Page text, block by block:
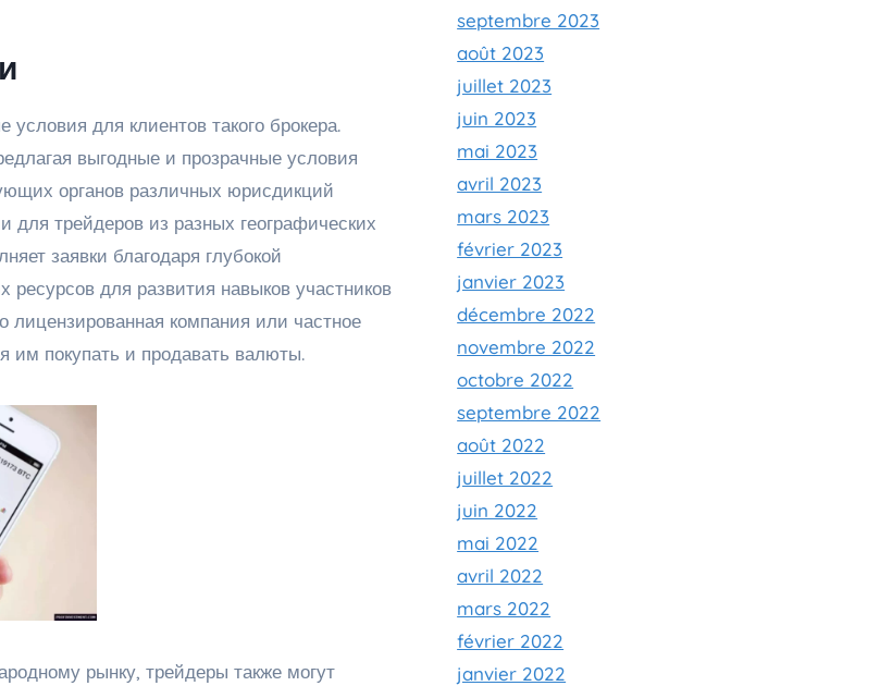
для клиентов такого брокера.
выгодные и прозрачные условия
органов различных юрисдикций
для трейдеров из разных географических
заявки благодаря глубокой
для развития навыков участников
компания или частное
им покупать и продавать валюты.
рынку, трейдеры также могут
septembre 2023
août 2023
juillet 2023
juin 2023
mai 2023
avril 2023
mars 2023
février 2023
janvier 2023
décembre 2022
novembre 2022
octobre 2022
septembre 2022
août 2022
juillet 2022
juin 2022
mai 2022
avril 2022
mars 2022
février 2022
janvier 2022